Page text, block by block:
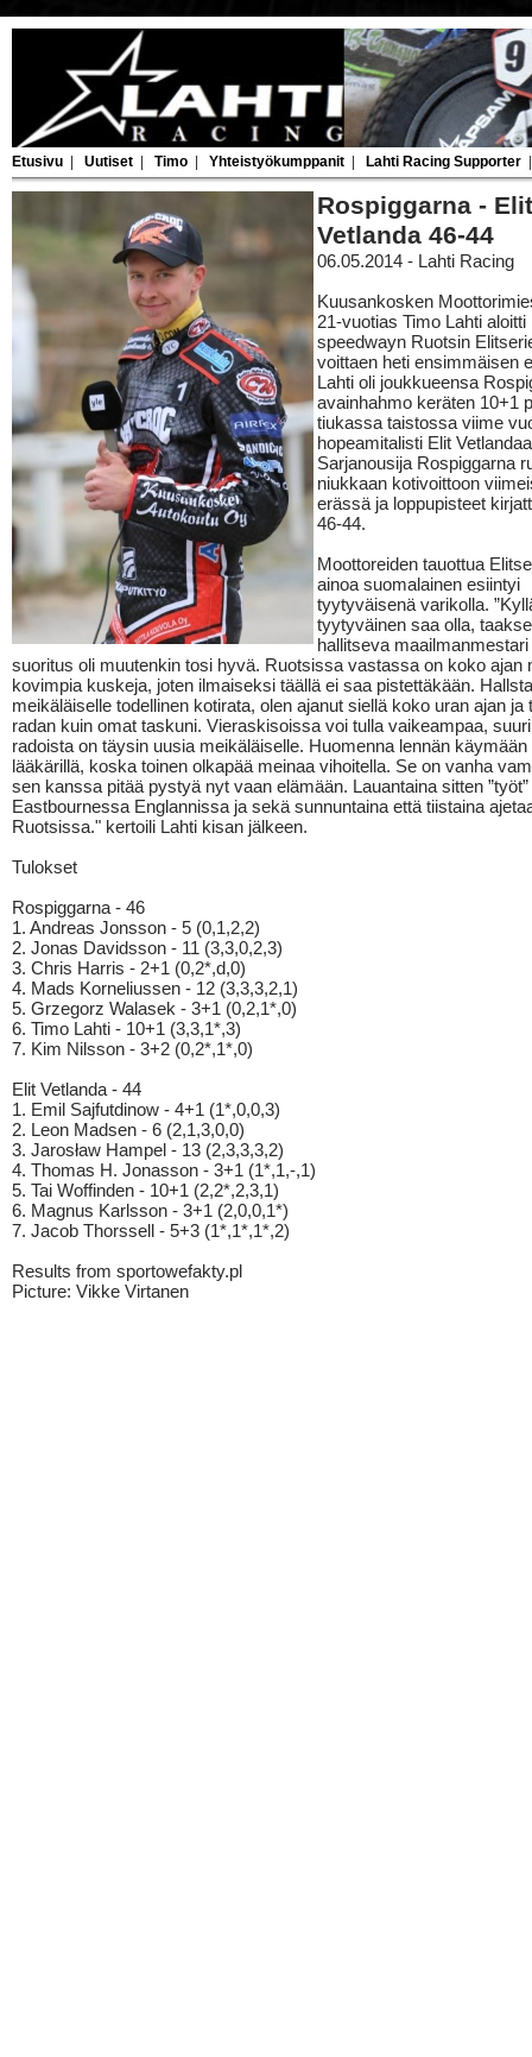
Etusivu Uutiset Timo Yhteistyökumppanit Lahti Racing Supporter
Rospiggarna - Elit
Vetlanda 46-44
06.05.2014 - Lahti Racing
Kuusankosken
21-vuotias Timo Lahti
speedwayn Ruotsin
voittaen heti ensimmäisen
Lahti oli joukkueensa
avainhahmo keräten 10+1
tiukassa taistossa viime
hopeamitalisti Elit
Sarjanousija Rospiggarna
niukkaan kotivoittoon
erässä ja loppupisteet
46-44.
Moottoreiden tauottua
ainoa suomalainen esiintyi
tyytyväisenä varikolla.
tyytyväinen saa olla,
hallitseva
suoritus oli muutenkin tosi hyvä. Ruotsissa vastassa on koko ajan
kovimpia kuskeja, joten ilmaiseksi täällä ei saa pistettäkään.
meikäläiselle todellinen kotirata, olen ajanut siellä koko uran ajan ja
radan kuin omat taskuni. Vieraskisoissa voi tulla vaikeampaa,
radoista on täysin uusia meikäläiselle. Huomenna lennän
lääkärillä, koska toinen olkapää meinaa vihoitella. Se on vanha
sen kanssa pitää pystyä nyt vaan elämään. Lauantaina sitten
Eastbournessa Englannissa ja sekä sunnuntaina että tiistaina
Ruotsissa." kertoili Lahti kisan jälkeen.
Tulokset
Rospiggarna - 46
1. Andreas Jonsson - 5 (0,1,2,2)
2. Jonas Davidsson - 11 (3,3,0,2,3)
3. Chris Harris - 2+1 (0,2*,d,0)
4. Mads Korneliussen - 12 (3,3,3,2,1)
5. Grzegorz Walasek - 3+1 (0,2,1*,0)
6. Timo Lahti - 10+1 (3,3,1*,3)
7. Kim Nilsson - 3+2 (0,2*,1*,0)
Elit Vetlanda - 44
1. Emil Sajfutdinow - 4+1 (1*,0,0,3)
2. Leon Madsen - 6 (2,1,3,0,0)
3. Jarosław Hampel - 13 (2,3,3,3,2)
4. Thomas H. Jonasson - 3+1 (1*,1,-,1)
5. Tai Woffinden - 10+1 (2,2*,2,3,1)
6. Magnus Karlsson - 3+1 (2,0,0,1*)
7. Jacob Thorssell - 5+3 (1*,1*,1*,2)
Results from sportowefakty.pl
Picture: Vikke Virtanen